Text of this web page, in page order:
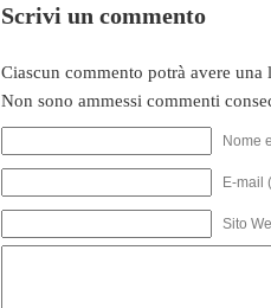
Scrivi un commento
Ciascun commento potrà avere
Non sono ammessi commenti
Nome
E-mail
Sito